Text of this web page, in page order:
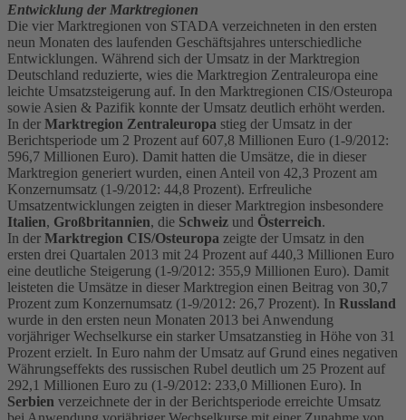
Entwicklung der Marktregionen
Die vier Marktregionen von STADA verzeichneten in den ersten
neun Monaten des laufenden Geschäftsjahres unterschiedliche
Entwicklungen. Während sich der Umsatz in der Marktregion
Deutschland reduzierte, wies die Marktregion Zentraleuropa eine
leichte Umsatzsteigerung auf. In den Marktregionen CIS/Osteuropa
sowie Asien & Pazifik konnte der Umsatz deutlich erhöht werden.
In der Marktregion Zentraleuropa stieg der Umsatz in der
Berichtsperiode um 2 Prozent auf 607,8 Millionen Euro (1-9/2012:
596,7 Millionen Euro). Damit hatten die Umsätze, die in dieser
Marktregion generiert wurden, einen Anteil von 42,3 Prozent am
Konzernumsatz (1-9/2012: 44,8 Prozent). Erfreuliche
Umsatzentwicklungen zeigten in dieser Marktregion insbesondere
Italien, Großbritannien, die Schweiz und Österreich.
In der Marktregion CIS/Osteuropa zeigte der Umsatz in den
ersten drei Quartalen 2013 mit 24 Prozent auf 440,3 Millionen Euro
eine deutliche Steigerung (1-9/2012: 355,9 Millionen Euro). Damit
leisteten die Umsätze in dieser Marktregion einen Beitrag von 30,7
Prozent zum Konzernumsatz (1-9/2012: 26,7 Prozent). In Russland
wurde in den ersten neun Monaten 2013 bei Anwendung
vorjähriger Wechselkurse ein starker Umsatzanstieg in Höhe von 31
Prozent erzielt. In Euro nahm der Umsatz auf Grund eines negativen
Währungseffekts des russischen Rubel deutlich um 25 Prozent auf
292,1 Millionen Euro zu (1-9/2012: 233,0 Millionen Euro). In
Serbien verzeichnete der in der Berichtsperiode erreichte Umsatz